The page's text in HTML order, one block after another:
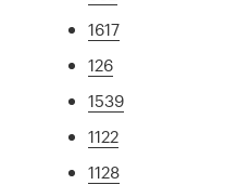
1617
126
1539
1122
1128